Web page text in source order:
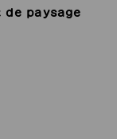
de paysage